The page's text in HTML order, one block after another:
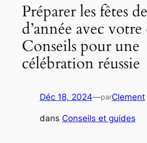
Préparer les fêtes
d’année avec
Conseils pour une
célébration réussie
Déc 18, 2024—parClement
dans Conseils et guides